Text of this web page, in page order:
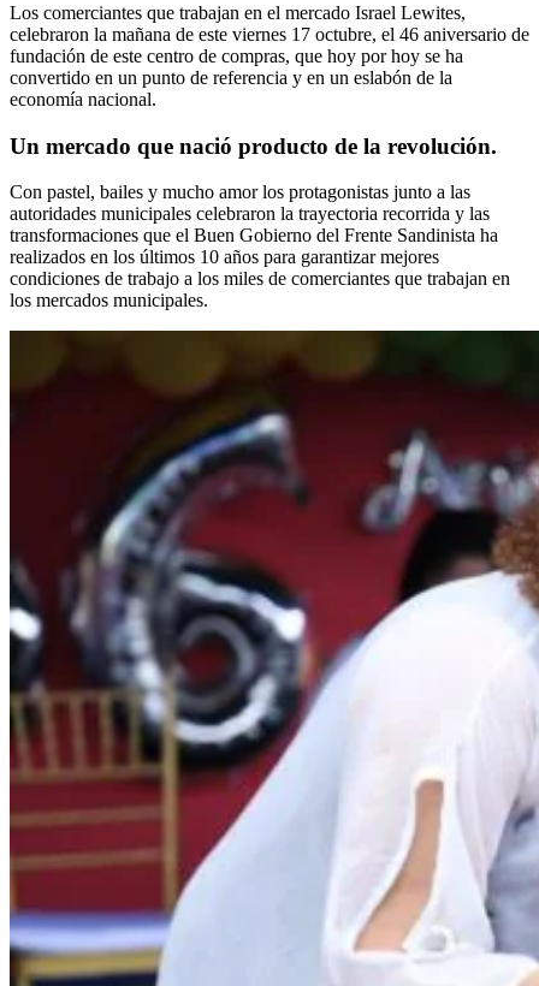
Los comerciantes que trabajan en el mercado Israel Lewites,
celebraron la mañana de este viernes 17 octubre, el 46 aniversario de
fundación de este centro de compras, que hoy por hoy se ha
convertido en un punto de referencia y en un eslabón de la
economía nacional.
Un mercado que nació producto de la revolución.
Con pastel, bailes y mucho amor los protagonistas junto a las
autoridades municipales celebraron la trayectoria recorrida y las
transformaciones que el Buen Gobierno del Frente Sandinista ha
realizados en los últimos 10 años para garantizar mejores
condiciones de trabajo a los miles de comerciantes que trabajan en
los mercados municipales.